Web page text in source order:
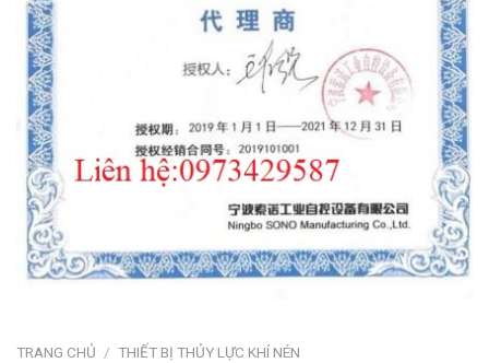
TRANG CHỦ / THIẾT BỊ THỦY LỰC KHÍ NÉN